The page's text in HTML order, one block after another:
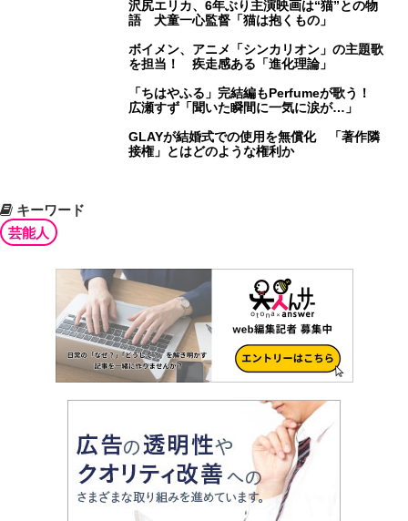
沢尻エリカ、6年ぶり主演映画は“猫”との物
語 犬童一心監督「猫は抱くもの」
ボイメン、アニメ「シンカリオン」の主題歌
を担当！ 疾走感ある「進化理論」
「ちはやふる」完結編もPerfumeが歌う！
広瀬すず「聞いた瞬間に一気に涙が…」
GLAYが結婚式での使用を無償化 「著作隣
接権」とはどのような権利か
キーワード
芸能人